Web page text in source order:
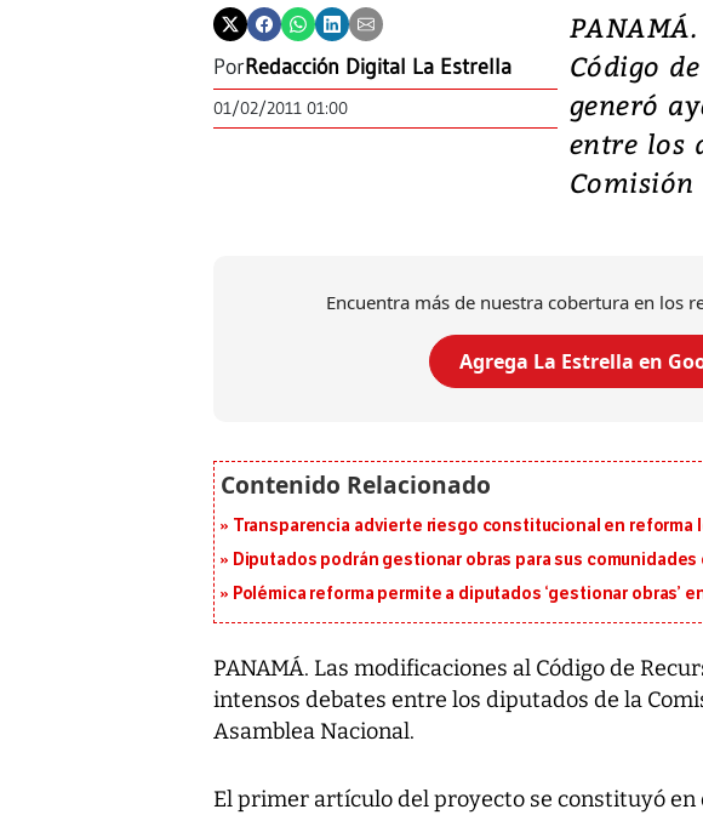
PorRedacción Digital La Estrella
01/02/2011 01:00
Código
generó
entre los
Comisión
Encuentra más de nuestra cobertura en los
Agrega La Estrella en
Transparencia advierte riesgo constitucional en reforma
Diputados podrán gestionar obras para sus
Polémica reforma permite a diputados ‘gestionar obras’
PANAMÁ. Las modificaciones al Código de
intensos debates entre los diputados de la
Asamblea Nacional.
El primer artículo del proyecto se constituyó en